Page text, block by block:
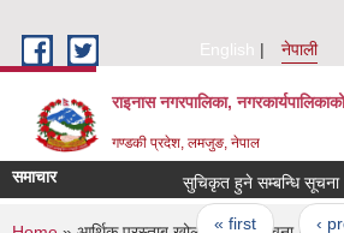
English
नेपाली
राइनास नगरपालिका,
गण्डकी प्रदेश, लमजुङ, नेपाल
समाचार सुचिकृत हुने सम्बन्धि सूचना
Pages
« first ‹